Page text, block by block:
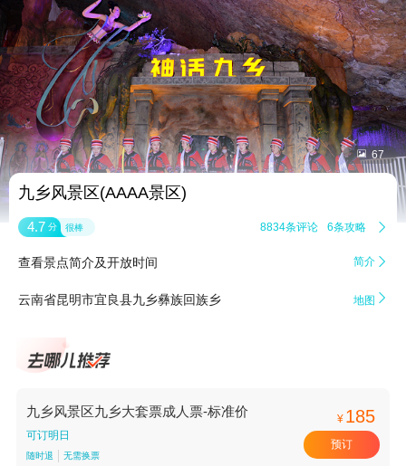
 67
九乡风景区(AAAA景区)
4.7 分 很棒 8834条评论 6条攻略 
查看景点简介及开放时间 简介 
云南省昆明市宜良县九乡彝族回族乡 地图 
九乡风景区九乡大套票成人票-标准价
可订明日
随时退 无需换票
¥ 185
预订
